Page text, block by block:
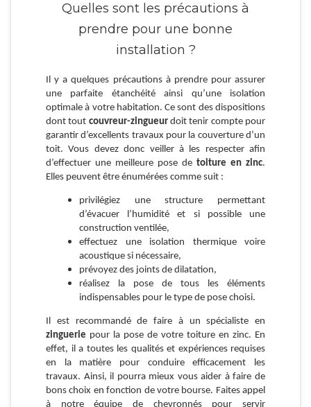
Quelles sont les précautions à
prendre pour une bonne
installation ?
Il y a quelques précautions à prendre pour assurer
une parfaite étanchéité ainsi qu’une isolation
optimale à votre habitation. Ce sont des dispositions
dont tout couvreur-zingueurdoit tenir compte pour
garantir d’excellents travaux pour la couverture d’un
toit. Vous devez donc veiller à les respecter afin
d’effectuer une meilleure pose de toiture en zinc.
Elles peuvent être énumérées comme suit :
privilégiez une structure permettant
d’évacuer l’humidité et si possible une
construction ventilée,
effectuez une isolation thermique voire
acoustique si nécessaire,
prévoyez des joints de dilatation,
réalisez la pose de tous les éléments
indispensables pour le type de pose choisi.
Il est recommandé de faire à un spécialiste en
zinguerie pour la pose de votre toiture en zinc. En
effet, il a toutes les qualités et expériences requises
en la matière pour conduire efficacement les
travaux. Ainsi, il pourra mieux vous aider à faire de
bons choix en fonction de votre bourse. Faites appel
à notre équipe de chevronnés pour servir